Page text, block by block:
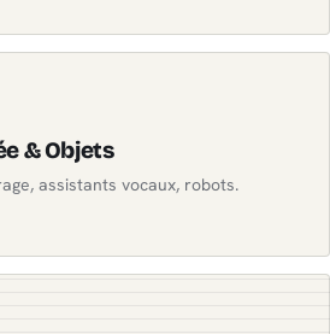
& Objets
assistants vocaux, robots.